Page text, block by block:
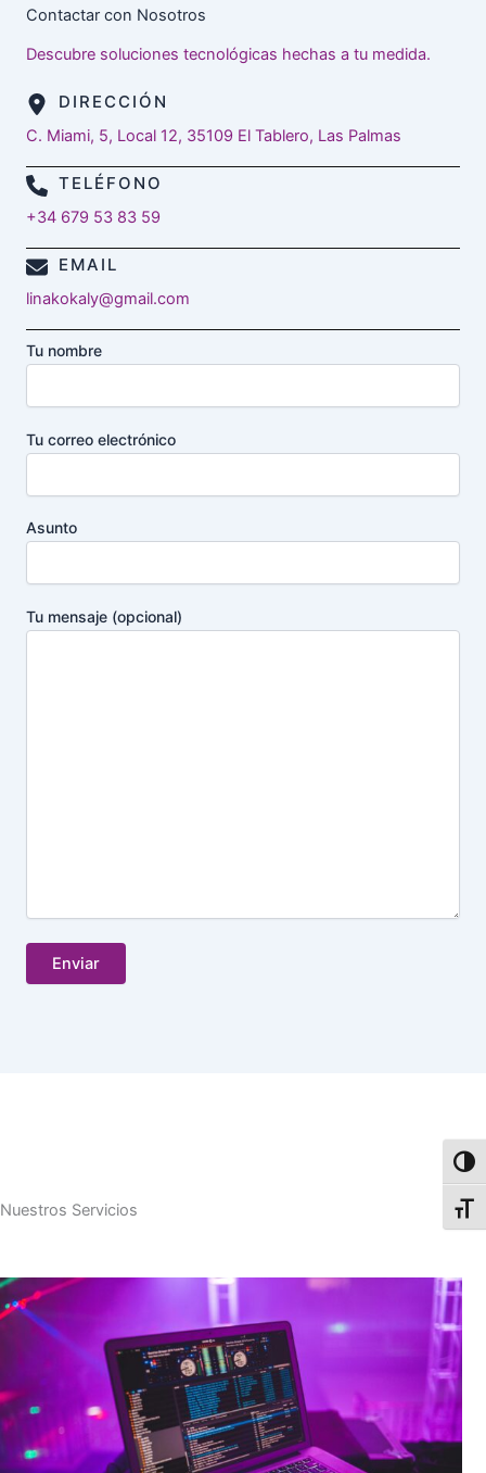
Tu nombre
Tu correo electrónico
Asunto
Tu mensaje (opcional)
Contactar con Nosotros
Descubre soluciones tecnológicas hechas a tu medida.
DIRECCIÓN
C. Miami, 5, Local 12, 35109 El Tablero, Las Palmas
TELÉFONO
+34 679 53 83 59
EMAIL
linakokaly@gmail.com
Nuestros Servicios